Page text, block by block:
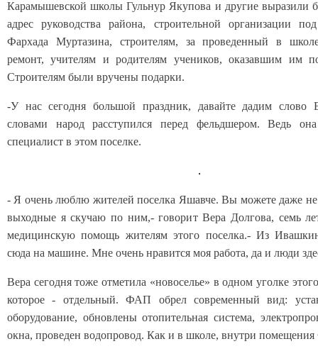
Карамышевской школы Гульнур Якупова и другие выразили
адрес руководства района, строительной организации
Фархада Муртазина, строителям, за проведенный в
ремонт, учителям и родителям учеников, оказавшим им
Строителям были вручены подарки.
-У нас сегодня большой праздник, давайте дадим слово
словами народ расступился перед фельдшером. Ведь
специалист в этом поселке.
- Я очень люблю жителей поселка Яшавче. Вы можете даже не
выходные я скучаю по ним,- говорит Вера Долгова, семь
медицинскую помощь жителям этого поселка.- Из
сюда на машине. Мне очень нравится моя работа, да и люди
Вера сегодня тоже отметила «новоселье» в одном уголке
которое - отдельный. ФАП обрел современный вид:
оборудование, обновлены отопительная система,
окна, проведен водопровод. Как и в школе, внутри